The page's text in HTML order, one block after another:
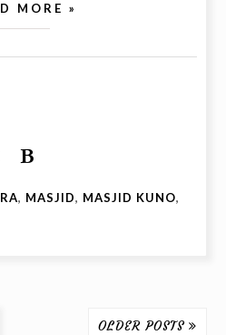
MORE »
, MASJID, MASJID KUNO,
OLDER POSTS